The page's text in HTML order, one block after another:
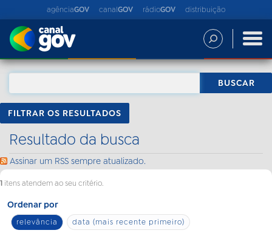
agênciaGOV canalGOV rádioGOV distribuição
FILTRAR OS RESULTADOS
Resultado da busca
Assinar um RSS sempre atualizado.
1 itens atendem ao seu critério.
Ordenar por
relevância data (mais recente primeiro)